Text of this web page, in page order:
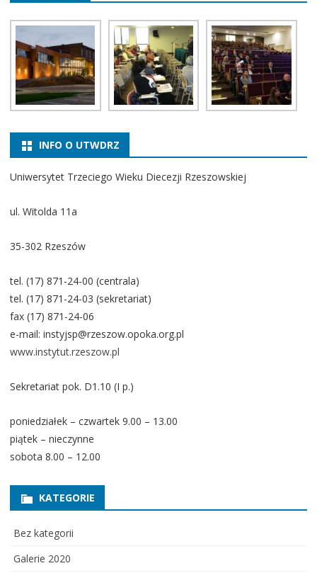
INFO O UTWDRZ
Uniwersytet Trzeciego Wieku Diecezji Rzeszowskiej
ul. Witolda 11a
35-302 Rzeszów
tel. (17) 871-24-00 (centrala)
tel. (17) 871-24-03 (sekretariat)
fax (17) 871-24-06
e-mail: instyjsp@rzeszow.opoka.org.pl
www.instytut.rzeszow.pl
Sekretariat pok. D1.10 (I p.)
poniedziałek – czwartek 9.00 – 13.00
piątek – nieczynne
sobota 8.00 – 12.00
KATEGORIE
Bez kategorii
Galerie 2020